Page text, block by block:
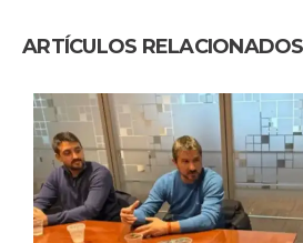
ARTÍCULOS RELACIONADOS